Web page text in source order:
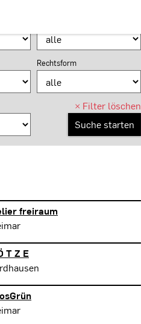
Rechtsform
× Filter löschen
freiraum
T Z E